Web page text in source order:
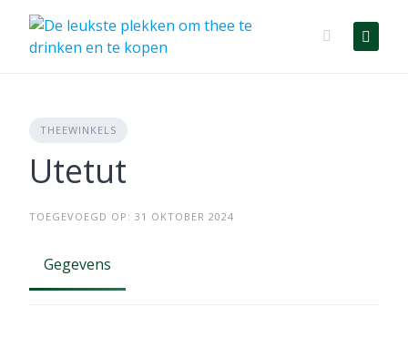
content
THEEWINKELS
Utetut
TOEGEVOEGD OP: 31 OKTOBER 2024
Gegevens